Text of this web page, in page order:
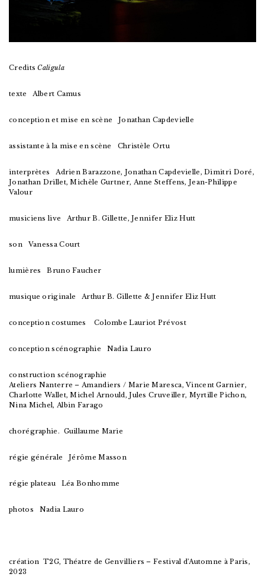
CreditsCaligula
texte Albert Camus
conception et mise en scèneJonathan Capdevielle
assistante à la mise en scène Christèle Ortu
interprètes Adrien Barazzone, Jonathan Capdevielle, Dimitri Doré,
Jonathan Drillet, Michèle Gurtner, Anne Steffens, Jean-Philippe
Valour
musiciens live Arthur B. Gillette, Jennifer Eliz Hutt
son Vanessa Court
lumièresBruno Faucher
musique originale Arthur B. Gillette & Jennifer Eliz Hutt
conception costumes Colombe Lauriot Prévost
conception scénographie Nadia Lauro
construction scénographie
Ateliers Nanterre – Amandiers / Marie Maresca, Vincent Garnier,
Charlotte Wallet, Michel Arnould, Jules Cruveiller, Myrtille Pichon,
Nina Michel, Albin Farago
chorégraphie. Guillaume Marie
régie générale Jérôme Masson
régie plateau Léa Bonhomme
photos Nadia Lauro
création T2G, Théatre de Genvilliers – Festival d’Automne à Paris,
2023